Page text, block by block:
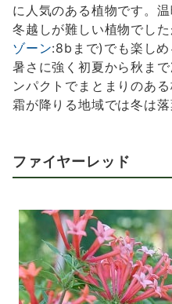
に人気のある植物です。
冬越しが難しい植物でし
ゾーン:8bまで)でも楽しめ
暑さに強く初夏から秋ま
ンパクトでまとまりのあ
霜が降りる地域では冬は
ファイヤーレッド